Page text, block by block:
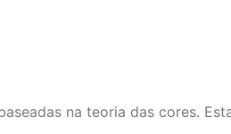
na teoria das cores.